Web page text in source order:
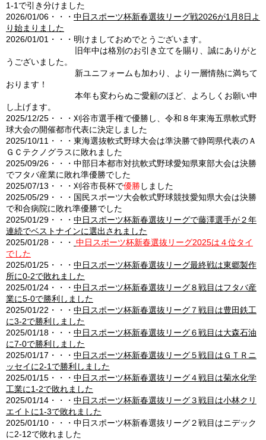
1-1で引き分けました
2026/01/06・・・ 中日スポーツ杯新春選抜リーグ戦2026が1月8日よ
り始まりました
2026/01/01・・・明けましておめでとうございます。
旧年中は格別のお引き立てを賜り、誠にありがと
うございました。
新ユニフォームも加わり、より一層情熱に満ちて
おります！
本年も変わらぬご愛顧のほど、よろしくお願い申
し上げます。
2025/12/25・・・刈谷市選手権で優勝し、令和８年東海五県軟式野
球大会の開催都市代表に決定しました
2025/10/11・・・東海選抜軟式野球大会は準決勝で静岡県代表のＡ
ＧＣテクノグラスに敗れました
2025/09/26・・・中部日本都市対抗軟式野球愛知県東部大会は決勝
でフタバ産業に敗れ準優勝でした
2025/07/13・・・刈谷市長杯で優勝しました
2025/05/29・・・国民スポーツ大会軟式野球競技愛知県大会は決勝
で和合病院に敗れ準優勝でした
2025/01/29・・・ 中日スポーツ杯新春選抜リーグで藤澤選手が２年
連続でベストナインに選出されました
2025/01/28・・・ 中日スポーツ杯新春選抜リーグ2025は４位タイ
でした
2025/01/25・・・ 中日スポーツ杯新春選抜リーグ最終戦は東郷製作
所に0-2で敗れました
2025/01/24・・・ 中日スポーツ杯新春選抜リーグ８戦目はフタバ産
業に5-0で勝利しました
2025/01/22・・・ 中日スポーツ杯新春選抜リーグ７戦目は豊田鉄工
に3-2で勝利しました
2025/01/18・・・ 中日スポーツ杯新春選抜リーグ６戦目は大森石油
に7-0で勝利しました
2025/01/17・・・ 中日スポーツ杯新春選抜リーグ５戦目はＧＴＲニ
ッセイに2-1で勝利しました
2025/01/15・・・ 中日スポーツ杯新春選抜リーグ４戦目は菊水化学
工業に1-2で敗れました
2025/01/14・・・ 中日スポーツ杯新春選抜リーグ３戦目は小林クリ
エイトに1-3で敗れました
2025/01/10・・・中日スポーツ杯新春選抜リーグ２戦目はニデック
に2-12で敗れました